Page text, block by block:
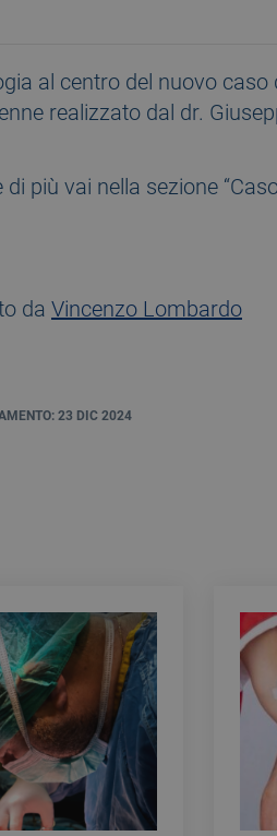
al centro del nuovo
realizzato dal dr.
più vai nella sezione
da Vincenzo Lombardo
23 DIC 2024